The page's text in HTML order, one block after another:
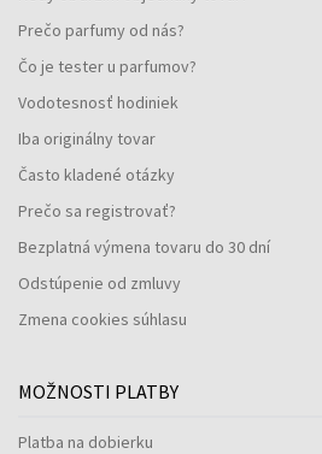
Prečo parfumy od nás?
Čo je tester u parfumov?
Vodotesnosť hodiniek
Iba originálny tovar
Často kladené otázky
Prečo sa registrovať?
Bezplatná výmena tovaru do 30 dní
Odstúpenie od zmluvy
Zmena cookies súhlasu
MOŽNOSTI PLATBY
Platba na dobierku